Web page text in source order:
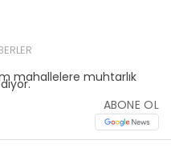
ABONE OL